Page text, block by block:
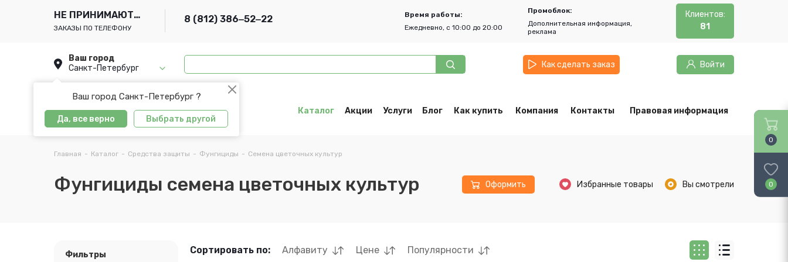
НЕ ПРИНИМАЮТСЯ
ЗАКАЗЫ ПО ТЕЛЕФОНУ
8 (812) 386‒52‒22
Время работы:
Ежедневно, с 10:00 до 20:00
Промоблок:
Дополнительная информация,
реклама
Клиентов:
81
Ваш город
Санкт-Петербург
Ваш город Санкт-Петербург ?
Да, все верно Выбрать другой
Как сделать заказ Войти
Каталог Акции Услуги Блог Как купить Компания Контакты Правовая информация
Главная - Каталог - Средства защиты - Фунгициды - Семена цветочных культур
Фунгициды семена цветочных культур Оформить Избранные товары Вы смотрели
Фильтры Сортировать по: Алфавиту Цене Популярности
0
0